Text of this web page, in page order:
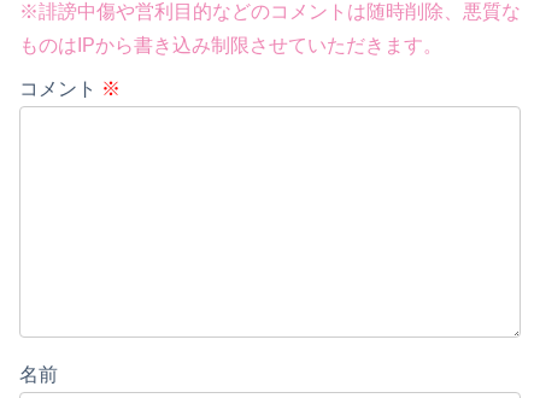
Powered by livedoor 相互RSS
※誹謗中傷や営利目的などのコメントは随時削除、悪質な
ものはIPから書き込み制限させていただきます。
コメント ※
名前